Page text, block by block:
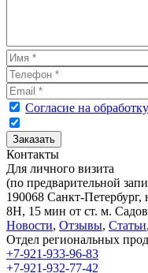
Согласие на
Контакты
Для личного визита
(по предварительной
190068 Санкт-
8Н, 15 мин от ст. м.
Новости, Отзывы, Статьи,
Отдел региональных
+7-921-933-96-83
+7-921-932-77-42